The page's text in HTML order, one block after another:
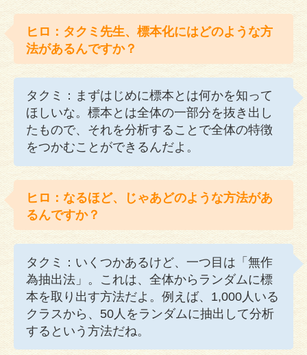
ヒロ：タクミ先生、標本化にはどのような方
法があるんですか？
タクミ：まずはじめに標本とは何かを知って
ほしいな。標本とは全体の一部分を抜き出し
たもので、それを分析することで全体の特徴
をつかむことができるんだよ。
ヒロ：なるほど、じゃあどのような方法があ
るんですか？
タクミ：いくつかあるけど、一つ目は「無作
為抽出法」。これは、全体からランダムに標
本を取り出す方法だよ。例えば、1,000人いる
クラスから、50人をランダムに抽出して分析
するという方法だね。